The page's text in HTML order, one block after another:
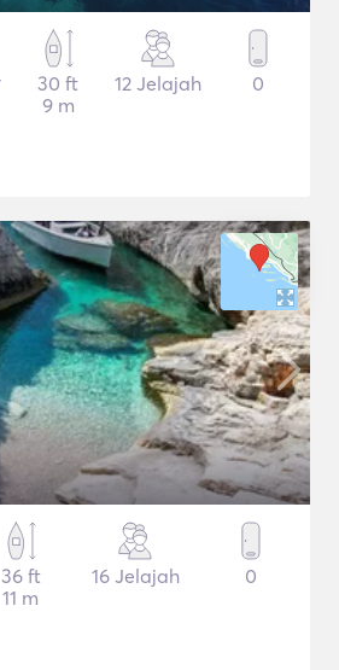
30 ft
9 m
12 Jelajah 0
36 ft
11 m
16 Jelajah 0